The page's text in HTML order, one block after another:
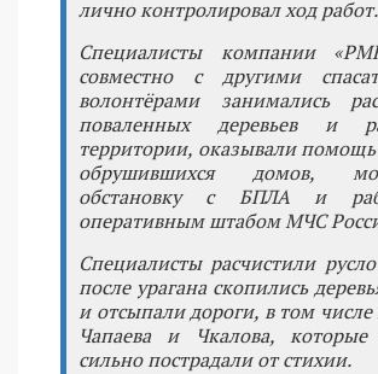
лично контролировал ход работ.
Специалисты компании
совместно с другими
волонтёрами занимались
поваленных деревьев и
территории, оказывали помощь
обрушившихся домов,
обстановку с БПЛА и
оперативным штабом МЧС
Специалисты расчистили
после урагана скопились
и отсыпали дороги, в том числе
Чапаева и Чкалова, которые
сильно пострадали от стихии.